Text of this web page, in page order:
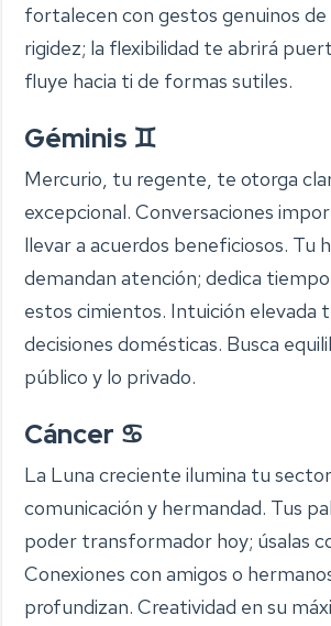
fortalecen con gestos genuinos
rigidez; la flexibilidad te abrirá
fluye hacia ti de formas sutiles.
Géminis ♊
Mercurio, tu regente, te otorga
excepcional. Conversaciones
llevar a acuerdos beneficiosos. Tu
demandan atención; dedica
estos cimientos. Intuición elevada
decisiones domésticas. Busca
público y lo privado.
Cáncer ♋
La Luna creciente ilumina tu
comunicación y hermandad. Tus
poder transformador hoy; úsalas
Conexiones con amigos o
profundizan. Creatividad en su